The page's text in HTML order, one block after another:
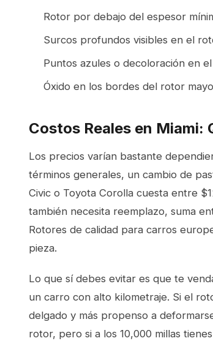
Rotor por debajo del espesor
Surcos profundos visibles en el
Puntos azules o decoloración en
Óxido en los bordes del rotor
Costos Reales en Miami:
Los precios varían bastante
términos generales, un cambio de
Civic o Toyota Corolla cuesta entre
también necesita reemplazo, suma
Rotores de calidad para carros
pieza.
Lo que sí debes evitar es que te
un carro con alto kilometraje. Si el
delgado y más propenso a
rotor, pero si a los 10,000 millas